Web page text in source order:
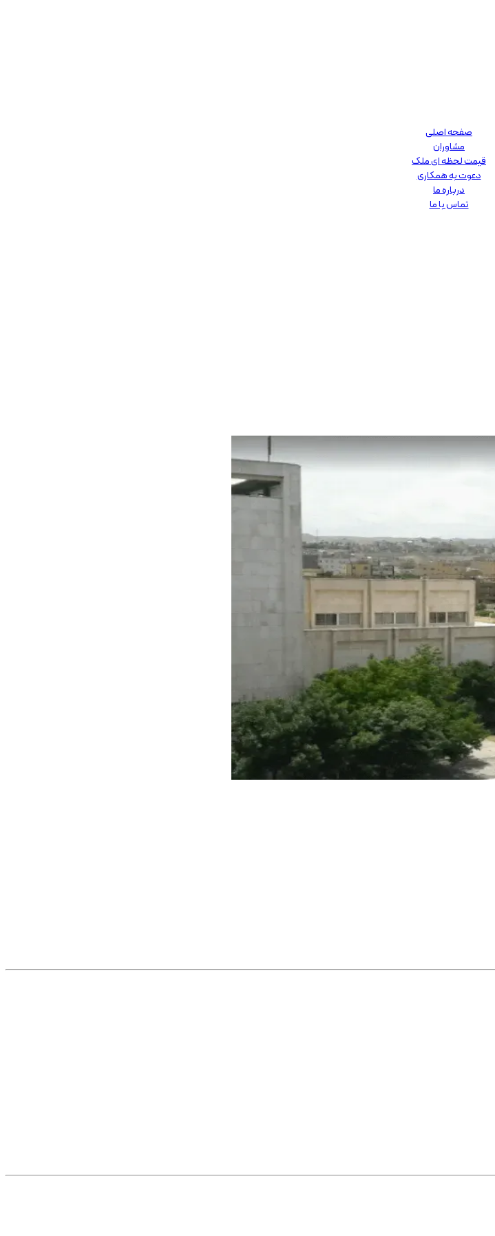
صفحه اصلی
مشاوران
قیمت لحظه ای ملک
دعوت به همکاری
درباره ما
تماس با ما